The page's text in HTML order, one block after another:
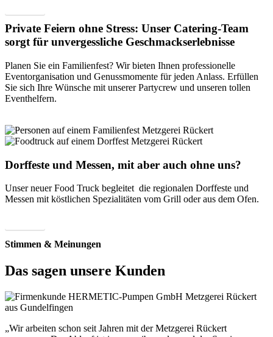
Private Feiern ohne Stress: Unser Catering-Team
sorgt für unvergessliche Geschmackserlebnisse
Planen Sie ein Familienfest? Wir bieten Ihnen professionelle
Eventorganisation und Genussmomente für jeden Anlass. Erfüllen
Sie sich Ihre Wünsche mit unserer Partycrew und unseren tollen
Eventhelfern.
Dorffeste und Messen, mit aber auch ohne uns?
Unser neuer Food Truck begleitet die regionalen Dorffeste und
Messen mit köstlichen Spezialitäten vom Grill oder aus dem Ofen.
Stimmen & Meinungen
Das sagen unsere Kunden
„Wir arbeiten schon seit Jahren mit der Metzgerei Rückert